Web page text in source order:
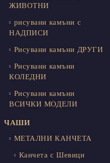
ЖИВОТНИ
рисувани камъни с
НАДПИСИ
Рисувани камъни ДРУГИ
Рисувани камъни
КОЛЕДНИ
Рисувани камъни
ВСИЧКИ МОДЕЛИ
ЧАШИ
МЕТАЛНИ КАНЧЕТА
Канчета с Шевици